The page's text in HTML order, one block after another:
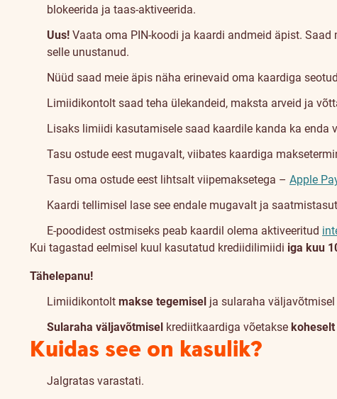
blokeerida ja taas-aktiveerida.
Uus! Vaata oma PIN-koodi ja kaardi andmeid äpist.
selle unustanud.
Nüüd saad meie äpis näha erinevaid oma kaardiga
Limiidikontolt saad teha ülekandeid, maksta arveid ja
Lisaks limiidi kasutamisele saad kaardile kanda ka enda
Tasu ostude eest mugavalt, viibates kaardiga
Tasu oma ostude eest lihtsalt viipemaksetega – Apple
Kaardi tellimisel lase see endale mugavalt ja
E-poodidest ostmiseks peab kaardil olema aktiveeritud
Kui tagastad eelmisel kuul kasutatud krediidilimiidi iga kuu
Tähelepanu!
Limiidikontolt makse tegemisel ja sularaha
Sularaha väljavõtmisel krediitkaardiga võetakse
Kindlustus
Kuidas see on kasulik?
Jalgratas varastati.